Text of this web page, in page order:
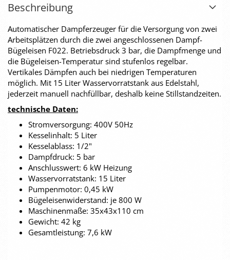
Beschreibung
Automatischer Dampferzeuger für die Versorgung von zwei
Arbeitsplätzen durch die zwei angeschlossenen Dampf-
Bügeleisen F022. Betriebsdruck 3 bar, die Dampfmenge und
die Bügeleisen-Temperatur sind stufenlos regelbar.
Vertikales Dämpfen auch bei niedrigen Temperaturen
möglich. Mit 15 Liter Wasservorratstank aus Edelstahl,
jederzeit manuell nachfüllbar, deshalb keine Stillstandzeiten.
technische Daten:
Stromversorgung: 400V 50Hz
Kesselinhalt: 5 Liter
Kesselablass: 1/2"
Dampfdruck: 5 bar
Anschlusswert: 6 kW Heizung
Wasservorratstank: 15 Liter
Pumpenmotor: 0,45 kW
Bügeleisenwiderstand: je 800 W
Maschinenmaße: 35x43x110 cm
Gewicht: 42 kg
Gesamtleistung: 7,6 kW